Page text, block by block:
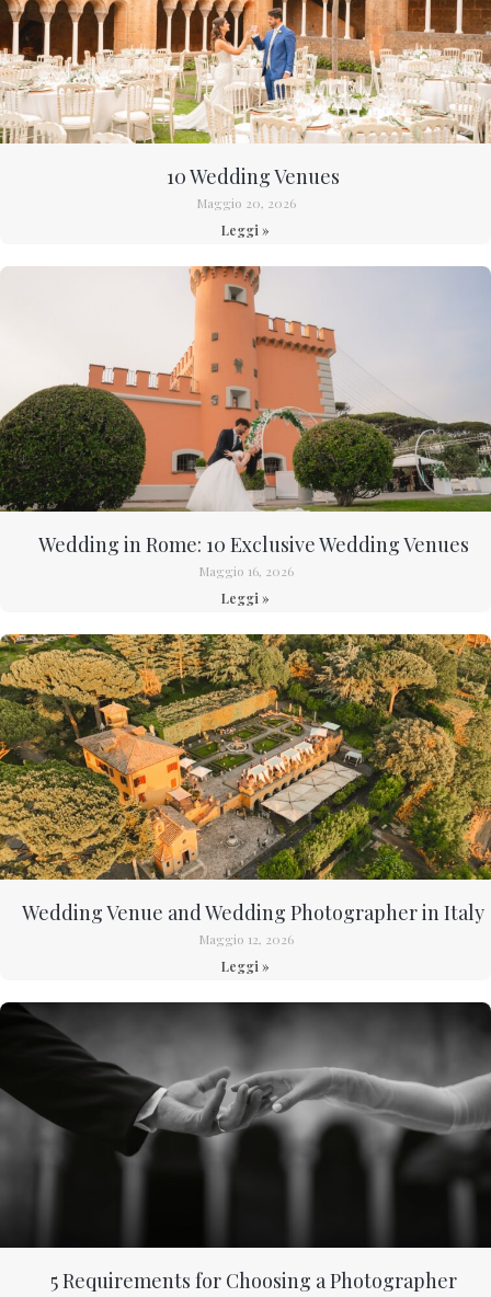
10 Wedding Venues
Maggio 20, 2026
Leggi »
Wedding in Rome: 10 Exclusive Wedding Venues
Maggio 16, 2026
Leggi »
Wedding Venue and Wedding Photographer in Italy
Maggio 12, 2026
Leggi »
5 Requirements for Choosing a Photographer